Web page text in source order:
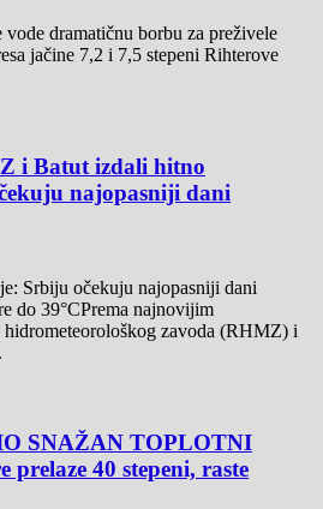
dramatičnu borbu za preživele
jačine 7,2 i 7,5 stepeni Rihterove
i Batut izdali hitno
najopasniji dani
Srbiju očekuju najopasniji dani
do 39°CPrema najnovijim
zavoda (RHMZ) i
SNAŽAN TOPLOTNI
40 stepeni, raste